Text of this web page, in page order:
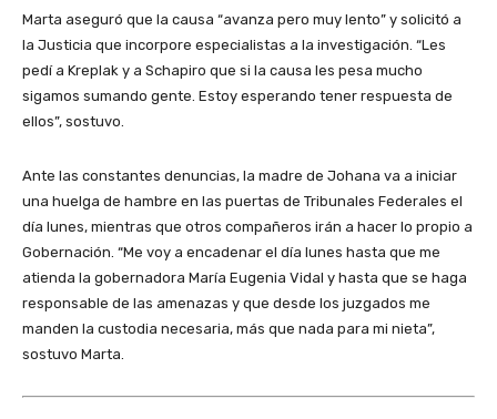
Marta aseguró que la causa “avanza pero muy lento” y solicitó a
la Justicia que incorpore especialistas a la investigación. “Les
pedí a Kreplak y a Schapiro que si la causa les pesa mucho
sigamos sumando gente. Estoy esperando tener respuesta de
ellos”, sostuvo.
Ante las constantes denuncias, la madre de Johana va a iniciar
una huelga de hambre en las puertas de Tribunales Federales el
día lunes, mientras que otros compañeros irán a hacer lo propio a
Gobernación. “Me voy a encadenar el día lunes hasta que me
atienda la gobernadora María Eugenia Vidal y hasta que se haga
responsable de las amenazas y que desde los juzgados me
manden la custodia necesaria, más que nada para mi nieta”,
sostuvo Marta.